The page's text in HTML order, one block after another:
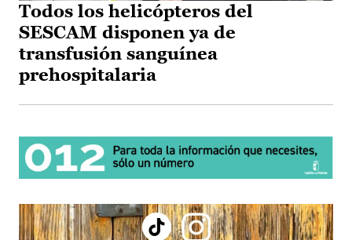
Todos los helicópteros del
SESCAM disponen ya de
transfusión sanguínea
prehospitalaria